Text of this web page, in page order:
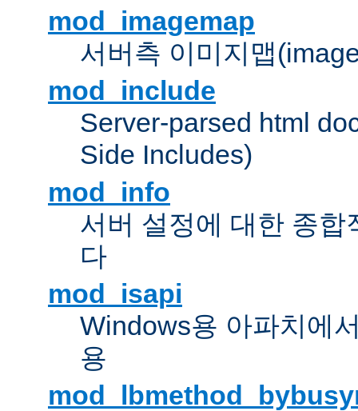
mod_imagemap
서버측 이미지맵
mod_include
Server-parsed html
Side Includes)
mod_info
서버 설정에 대한 종합
다
mod_isapi
Windows용 아파치에
용